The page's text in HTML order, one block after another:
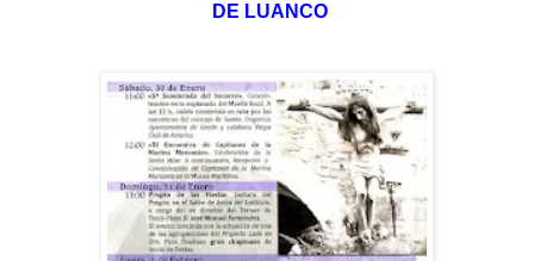
DE LUANCO